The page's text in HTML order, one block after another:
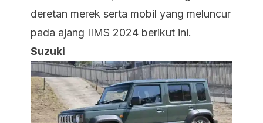
deretan merek serta mobil yang meluncur
pada ajang IIMS 2024 berikut ini.
Suzuki